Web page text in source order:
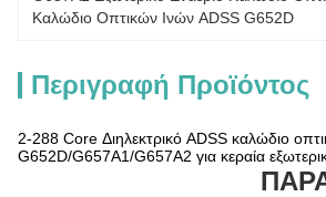
Καλώδιο Οπτικών Ινών ADSS G652D
Περιγραφή Προϊόντος
2-288 Core Διηλεκτρικό ADSS καλώδιο
G652D/G657A1/G657A2 για κεραία